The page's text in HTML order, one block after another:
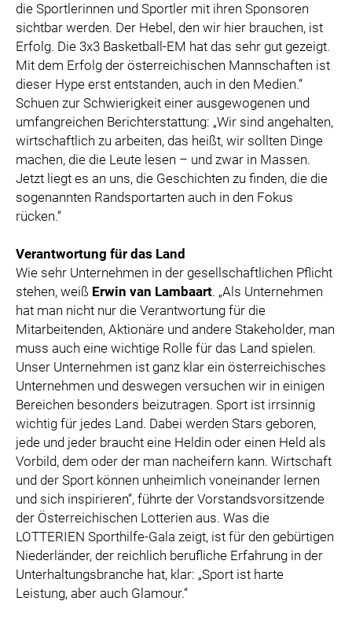
die Sportlerinnen und Sportler mit ihren Sponsoren
sichtbar werden. Der Hebel, den wir hier brauchen, ist
Erfolg. Die 3x3 Basketball-EM hat das sehr gut gezeigt.
Mit dem Erfolg der österreichischen Mannschaften ist
dieser Hype erst entstanden, auch in den Medien.“
Schuen zur Schwierigkeit einer ausgewogenen und
umfangreichen Berichterstattung: „Wir sind angehalten,
wirtschaftlich zu arbeiten, das heißt, wir sollten Dinge
machen, die die Leute lesen – und zwar in Massen.
Jetzt liegt es an uns, die Geschichten zu finden, die die
sogenannten Randsportarten auch in den Fokus
rücken.“
Verantwortung für das Land
Wie sehr Unternehmen in der gesellschaftlichen Pflicht
stehen, weiß Erwin van Lambaart. „Als Unternehmen
hat man nicht nur die Verantwortung für die
Mitarbeitenden, Aktionäre und andere Stakeholder, man
muss auch eine wichtige Rolle für das Land spielen.
Unser Unternehmen ist ganz klar ein österreichisches
Unternehmen und deswegen versuchen wir in einigen
Bereichen besonders beizutragen. Sport ist irrsinnig
wichtig für jedes Land. Dabei werden Stars geboren,
jede und jeder braucht eine Heldin oder einen Held als
Vorbild, dem oder der man nacheifern kann. Wirtschaft
und der Sport können unheimlich voneinander lernen
und sich inspirieren“, führte der Vorstandsvorsitzende
der Österreichischen Lotterien aus. Was die
LOTTERIEN Sporthilfe-Gala zeigt, ist für den gebürtigen
Niederländer, der reichlich berufliche Erfahrung in der
Unterhaltungsbranche hat, klar: „Sport ist harte
Leistung, aber auch Glamour.“